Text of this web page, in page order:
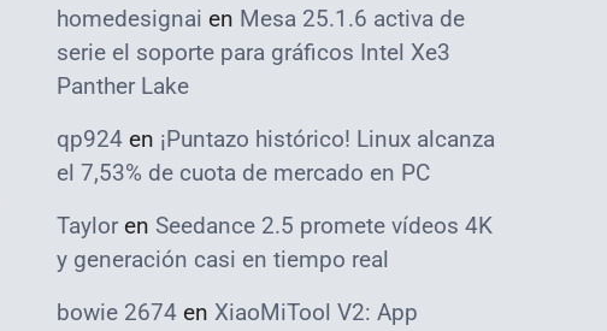
homedesignai en Mesa 25.1.6 activa de
serie el soporte para gráficos Intel Xe3
Panther Lake
qp924 en ¡Puntazo histórico! Linux alcanza
el 7,53% de cuota de mercado en PC
Taylor en Seedance 2.5 promete vídeos 4K
y generación casi en tiempo real
bowie 2674 en XiaoMiTool V2: App